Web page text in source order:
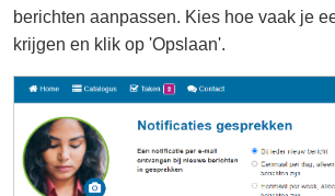
berichten aanpassen. Kies hoe vaak je
krijgen en klik op 'Opslaan'.